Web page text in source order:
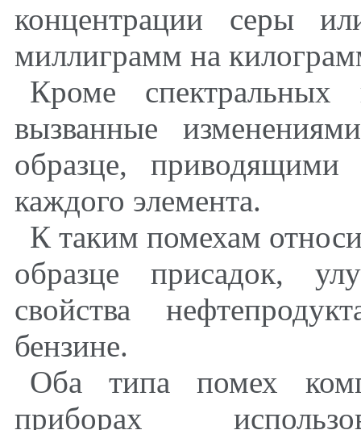
концентрации серы
миллиграмм на
Кроме
вызванные
образце,
каждого элемента.
К таким помехам
образце присадок,
свойства
бензине.
Оба типа помех
приборах